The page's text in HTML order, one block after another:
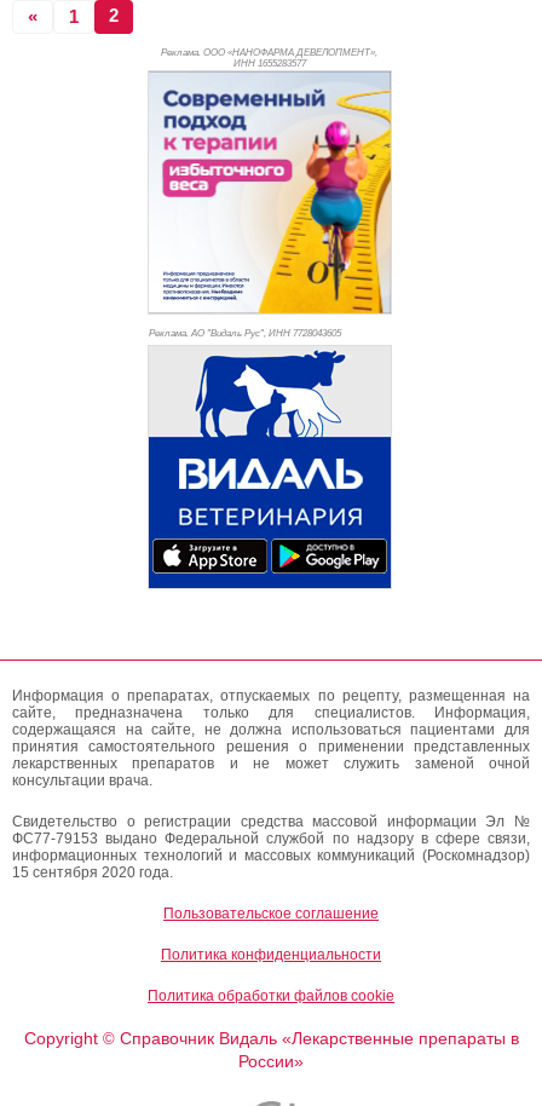
« 1 2
Реклама. ООО «НАНОФАРМА ДЕВЕЛОПМЕНТ»,
ИНН 1655283577
Реклама. АО "Видаль Рус", ИНН 7728043605
Информация о препаратах, отпускаемых по рецепту, размещенная на
сайте, предназначена только для специалистов. Информация,
содержащаяся на сайте, не должна использоваться пациентами для
принятия самостоятельного решения о применении представленных
лекарственных препаратов и не может служить заменой очной
консультации врача.
Свидетельство о регистрации средства массовой информации Эл №
ФС77-79153 выдано Федеральной службой по надзору в сфере связи,
информационных технологий и массовых коммуникаций (Роскомнадзор)
15 сентября 2020 года.
Пользовательское соглашение
Политика конфиденциальности
Политика обработки файлов cookie
Copyright ©Справочник Видаль «Лекарственные препараты в
России»